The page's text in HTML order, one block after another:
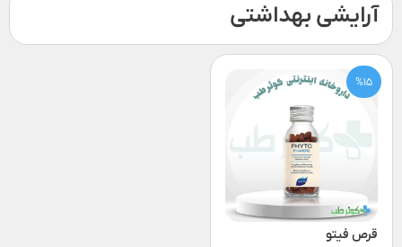
آرایشی بهداشتی
%15
قرص فیتو